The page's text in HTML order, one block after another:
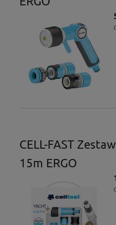
CELL-FAST
15m ERGO